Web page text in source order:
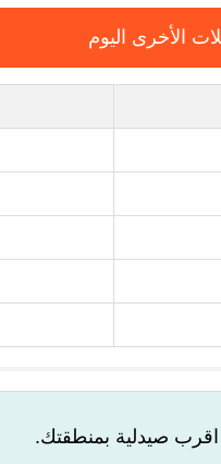
الأخرى اليوم
اقرب صيدلية بمنطقتك.